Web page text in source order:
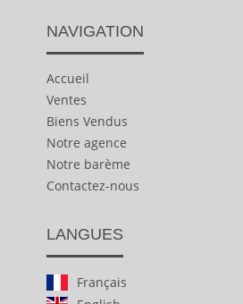
NAVIGATION
Accueil
Ventes
Biens Vendus
Notre agence
Notre barème
Contactez-nous
LANGUES
Français